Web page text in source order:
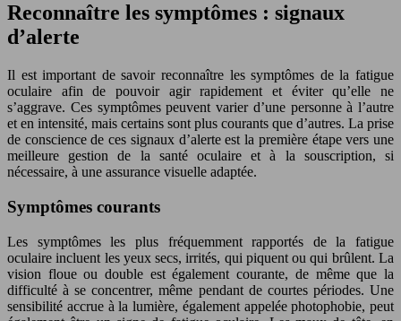
Reconnaître les symptômes : signaux
d’alerte
Il est important de savoir reconnaître les symptômes de la fatigue
oculaire afin de pouvoir agir rapidement et éviter qu’elle ne
s’aggrave. Ces symptômes peuvent varier d’une personne à l’autre
et en intensité, mais certains sont plus courants que d’autres. La prise
de conscience de ces signaux d’alerte est la première étape vers une
meilleure gestion de la santé oculaire et à la souscription, si
nécessaire, à une assurance visuelle adaptée.
Symptômes courants
Les symptômes les plus fréquemment rapportés de la fatigue
oculaire incluent les yeux secs, irrités, qui piquent ou qui brûlent. La
vision floue ou double est également courante, de même que la
difficulté à se concentrer, même pendant de courtes périodes. Une
sensibilité accrue à la lumière, également appelée photophobie, peut